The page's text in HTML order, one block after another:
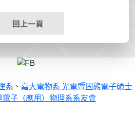
回上一頁
系 、 嘉大電物系 光電暨固態電子碩士
電子（應用）物理系系友會